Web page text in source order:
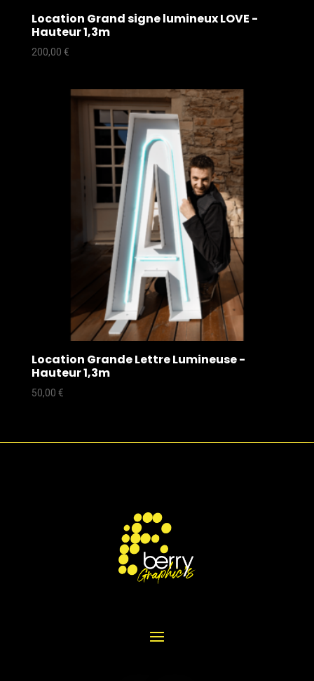
Location Grand signe lumineux LOVE -
Hauteur 1,3m
200,00 €
Location Grande Lettre Lumineuse -
Hauteur 1,3m
50,00 €